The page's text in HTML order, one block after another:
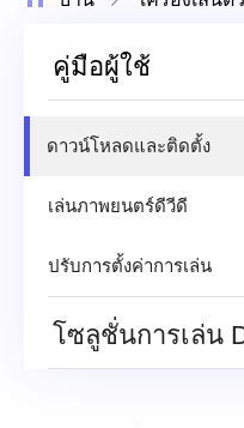
คู่มือผู้ใช้
ดาวน์โหลดและติดตั้ง
เล่นภาพยนตร์ดีวีดี
เปิดแผ่นดีวีดี/ไฟล์
ควบคุมกระบวนกา
เปลี่ยนแทร็กเสียง/ค
ถ่ายภาพสแนปชอต
ปรับการตั้งค่าการเล่น
ปรับเอฟเฟกต์
ปรับการตั้งค่า
โซลูชั่นการเล่น